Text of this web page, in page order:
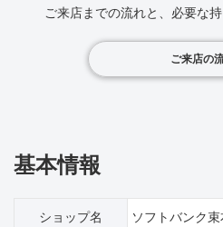
ご来店までの流れと、必要な
ご来店の
基本情報
ショップ名 ソフトバンク束